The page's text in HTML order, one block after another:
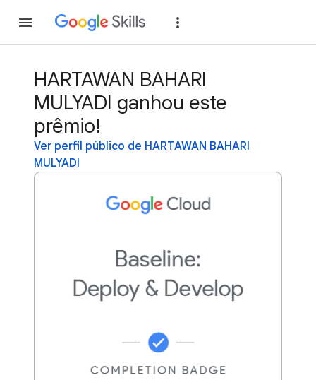
HARTAWAN BAHARI
MULYADI ganhou este
prêmio!
Ver perfil público de HARTAWAN BAHARI
MULYADI